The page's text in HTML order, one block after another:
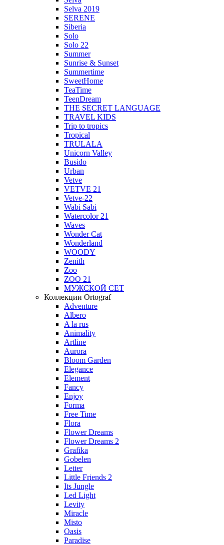
Selva 2019
SERENE
Siberia
Solo
Solo 22
Summer
Sunrise & Sunset
Summertime
SweetHome
TeaTime
TeenDream
THE SECRET LANGUAGE
TRAVEL KIDS
Trip to tropics
Tropical
TRULALA
Unicorn Valley
Busido
Urban
Vetve
VETVE 21
Vetve-22
Wabi Sabi
Watercolor 21
Waves
Wonder Cat
Wonderland
WOODY
Zenith
Zoo
ZOO 21
МУЖСКОЙ СЕТ
Коллекции Ortograf
Adventure
Albero
A la rus
Animality
Artline
Aurora
Bloom Garden
Elegance
Element
Fancy
Enjoy
Forma
Free Time
Flora
Flower Dreams
Flower Dreams 2
Grafika
Gobelen
Letter
Little Friends 2
Its Jungle
Led Light
Levity
Miracle
Misto
Oasis
Paradise